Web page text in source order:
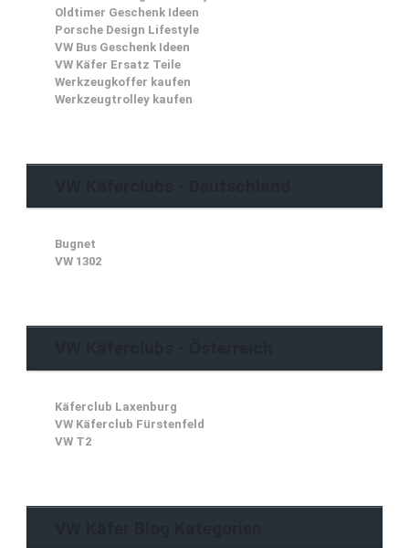
Oldtimer Geschenk Ideen
Porsche Design Lifestyle
VW Bus Geschenk Ideen
VW Käfer Ersatz Teile
Werkzeugkoffer kaufen
Werkzeugtrolley kaufen
Bugnet
VW 1302
Käferclub Laxenburg
VW Käferclub Fürstenfeld
VW T2